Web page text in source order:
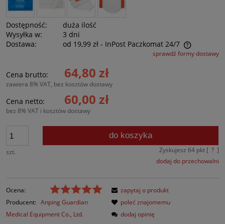
Dostępność:
duża ilość
Wysyłka w:
3 dni
Dostawa:
od 19,99 zł - InPost Paczkomat 24/7
Cena nie zawiera ewentualnych kosztów płatnościsprawdź formy dostawy
Cena brutto: 64,80 zł
zawiera 8% VAT, bez kosztów dostawy
Cena netto: 60,00 zł
bez 8% VAT i kosztów dostawy
szt.
do koszyka
Zyskujesz 64pkt [ ? ]
dodaj do przechowalni
Ocena:
Producent: Anping Guardian
Medical Equipment Co., Ltd.
zapytaj o produkt
poleć znajomemu
dodaj opinię